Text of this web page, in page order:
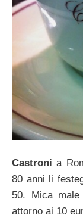
Castroni a
80 anni li
50. Mica
attorno ai 10